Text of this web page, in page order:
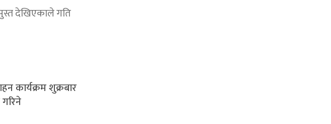
देखिएकाले गति
कार्यक्रम शुक्रबार